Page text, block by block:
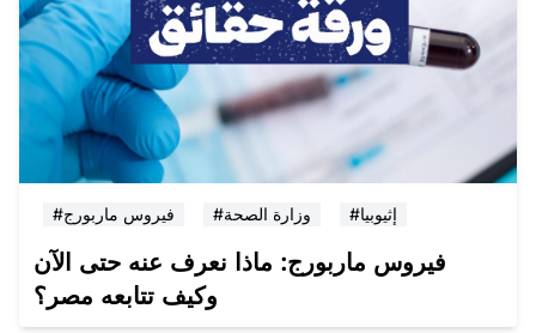
#فيروس ماربورج #وزارة الصحة #إثيوبيا
فيروس ماربورج: ماذا نعرف عنه حتى الآن
وكيف تتابعه مصر؟